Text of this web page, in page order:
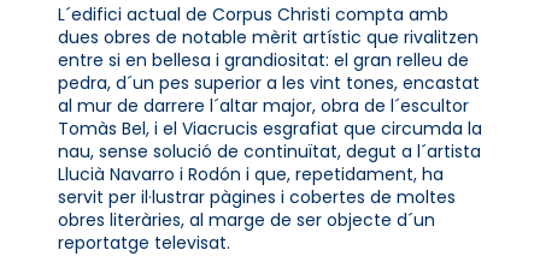
L´edifici actual de Corpus Christi compta amb
dues obres de notable mèrit artístic que rivalitzen
entre si en bellesa i grandiositat: el gran relleu de
pedra, d´un pes superior a les vint tones, encastat
al mur de darrere l´altar major, obra de l´escultor
Tomàs Bel, i el Viacrucis esgrafiat que circumda la
nau, sense solució de continuïtat, degut a l´artista
Llucià Navarro i Rodón i que, repetidament, ha
servit per il·lustrar pàgines i cobertes de moltes
obres literàries, al marge de ser objecte d´un
reportatge televisat.